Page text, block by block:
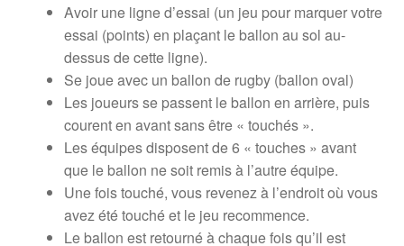
Avoir une ligne d’essai (un jeu pour marquer votre
essai (points) en plaçant le ballon au sol au-
dessus de cette ligne).
Se joue avec un ballon de rugby (ballon oval)
Les joueurs se passent le ballon en arrière, puis
courent en avant sans être « touchés ».
Les équipes disposent de 6 « touches » avant
que le ballon ne soit remis à l’autre équipe.
Une fois touché, vous revenez à l’endroit où vous
avez été touché et le jeu recommence.
Le ballon est retourné à chaque fois qu’il est